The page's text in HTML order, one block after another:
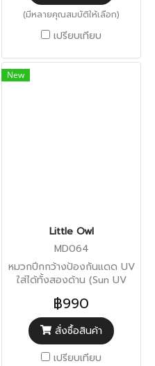
(มีหลายคุณสมบัติให้เลือก)
เปรียบเทียบ
New
Little Owl
MD064
หมวกปีกกว้างป้องกันแดด UV
ใส่ได้ทั้งสองด้าน (Sun UV
Protection)
฿990
สั่งซื้อสินค้า
เปรียบเทียบ